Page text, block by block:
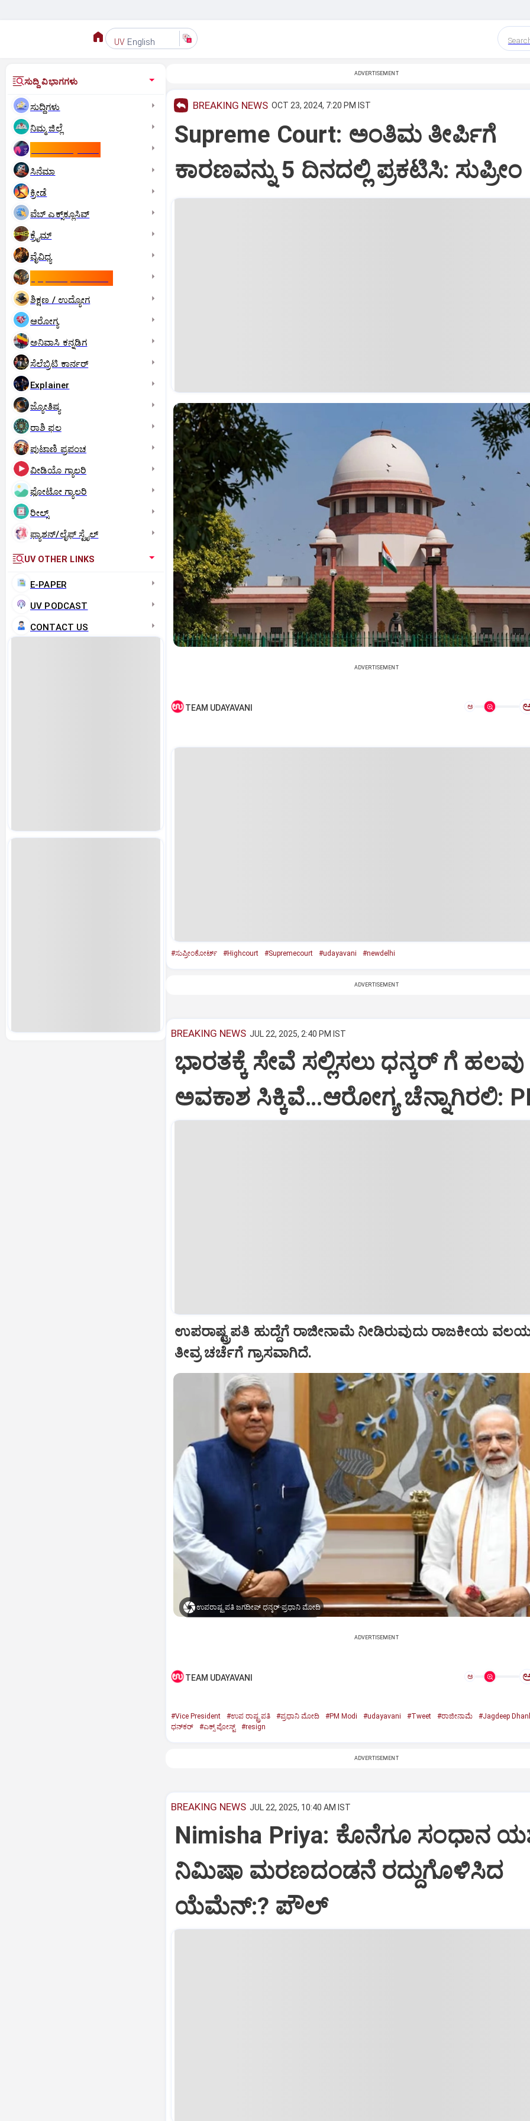
UV English
ಸುದ್ದಿ ವಿಭಾಗಗಳು
ಸುದ್ದಿಗಳು
ನಿಮ್ಮ ಜಿಲ್ಲೆ
ಸಿನೆಮಾ
ಕ್ರೀಡೆ
ವೆಬ್ ಎಕ್ಸ್‌ಕ್ಲೂಸಿವ್
ಕ್ರೈಮ್
ವೈವಿಧ್ಯ
ಶಿಕ್ಷಣ / ಉದ್ಯೋಗ
ಆರೋಗ್ಯ
ಅನಿವಾಸಿ ಕನ್ನಡಿಗ
ಸೆಲೆಬ್ರಿಟಿ ಕಾರ್ನರ್‌
Explainer
ಜ್ಯೋತಿಷ್ಯ
ರಾಶಿ ಫಲ
ಪುಟಾಣಿ ಪ್ರಪಂಚ
ವೀಡಿಯೊ ಗ್ಯಾಲರಿ
ಫೋಟೋ ಗ್ಯಾಲರಿ
ರೀಲ್ಸ್
ಫ್ಯಾಶನ್/ಲೈಫ್‌ ಸ್ಟೈಲ್
UV OTHER LINKS
E-PAPER
UV PODCAST
CONTACT US
ADVERTISEMENT
BREAKING NEWS OCT 23, 2024, 7:20 PM IST
Supreme Court: ಅಂತಿಮ ತೀರ್ಪಿಗೆ
ಕಾರಣವನ್ನು 5 ದಿನದಲ್ಲಿ ಪ್ರಕಟಿಸಿ: ಸುಪ್ರೀಂ
ADVERTISEMENT
TEAM UDAYAVANI ಅ
#ಸುಪ್ರೀಂಕೋರ್ಟ್‌ #Highcourt #Supremecourt #udayavani #newdelhi
ADVERTISEMENT
BREAKING NEWS JUL 22, 2025, 2:40 PM IST
ಭಾರತಕ್ಕೆ ಸೇವೆ ಸಲ್ಲಿಸಲು ಧನ್ಕರ್‌ ಗೆ ಹಲವು
ಅವಕಾಶ ಸಿಕ್ಕಿವೆ…ಆರೋಗ್ಯ ಚೆನ್ನಾಗಿರಲಿ:
ಉಪರಾಷ್ಟ್ರಪತಿ ಹುದ್ದೆಗೆ ರಾಜೀನಾಮೆ ನೀಡಿರುವುದು ರಾಜಕೀಯ
ತೀವ್ರ ಚರ್ಚೆಗೆ ಗ್ರಾಸವಾಗಿದೆ.
ಉಪರಾಷ್ಟ್ರಪತಿ ಜಗದೀಪ್‌ ಧನ್ಕರ್-ಪ್ರಧಾನಿ ಮೋದಿ
ADVERTISEMENT
TEAM UDAYAVANI ಅ
#Vice President #ಉಪ ರಾಷ್ಟ್ರಪತಿ #ಪ್ರಧಾನಿ ಮೋದಿ #PM Modi #udayavani #Tweet #ರಾಜೀನಾಮೆ
#Jagdeep
ಧನ್‌ಕರ್‌
#ಎಕ್ಸ್‌ ಪೋಸ್ಟ್ #resign
ADVERTISEMENT
BREAKING NEWS JUL 22, 2025, 10:40 AM IST
Nimisha Priya: ಕೊನೆಗೂ ಸಂಧಾನ
ನಿಮಿಷಾ ಮರಣದಂಡನೆ ರದ್ದುಗೊಳಿಸಿದ
ಯೆಮೆನ್:? ಪೌಲ್